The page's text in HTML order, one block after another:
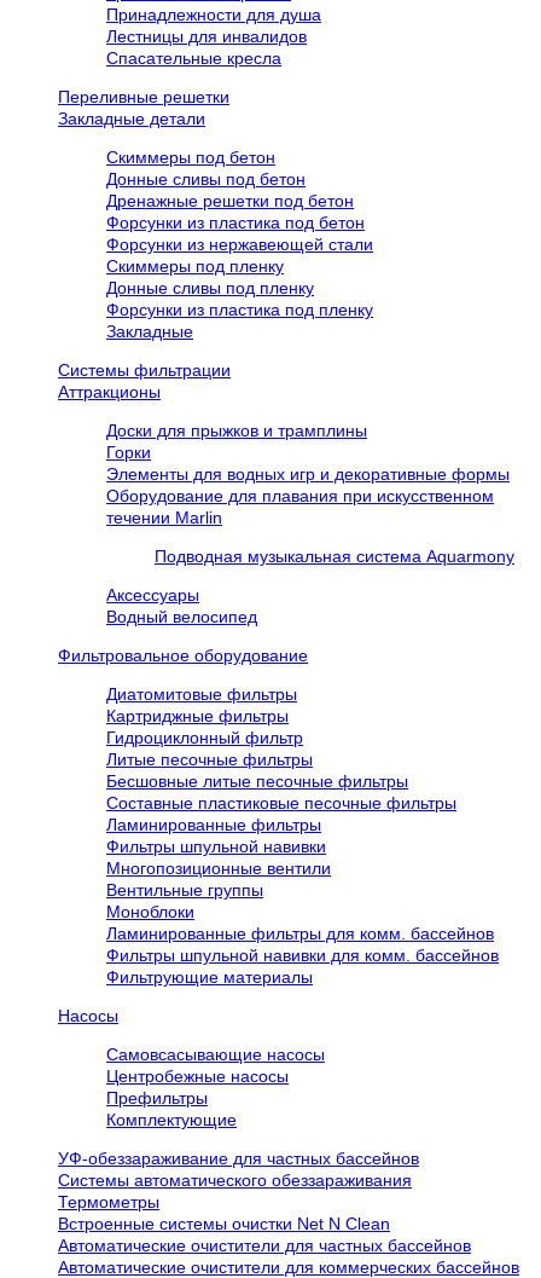
Принадлежности для душа
Лестницы для инвалидов
Спасательные кресла
Переливные решетки
Закладные детали
Скиммеры под бетон
Донные сливы под бетон
Дренажные решетки под бетон
Форсунки из пластика под бетон
Форсунки из нержавеющей стали
Скиммеры под пленку
Донные сливы под пленку
Форсунки из пластика под пленку
Закладные
Системы фильтрации
Аттракционы
Доски для прыжков и трамплины
Горки
Элементы для водных игр и декоративные формы
Оборудование для плавания при искусственном
течении Marlin
Подводная музыкальная система Aquarmony
Аксессуары
Водный велосипед
Фильтровальное оборудование
Диатомитовые фильтры
Картриджные фильтры
Гидроциклонный фильтр
Литые песочные фильтры
Бесшовные литые песочные фильтры
Составные пластиковые песочные фильтры
Ламинированные фильтры
Фильтры шпульной навивки
Многопозиционные вентили
Вентильные группы
Моноблоки
Ламинированные фильтры для комм. бассейнов
Фильтры шпульной навивки для комм. бассейнов
Фильтрующие материалы
Насосы
Самовсасывающие насосы
Центробежные насосы
Префильтры
Комплектующие
УФ-обеззараживание для частных бассейнов
Системы автоматического обеззараживания
Термометры
Встроенные системы очистки Net N Clean
Автоматические очистители для частных бассейнов
Автоматические очистители для коммерческих бассейнов